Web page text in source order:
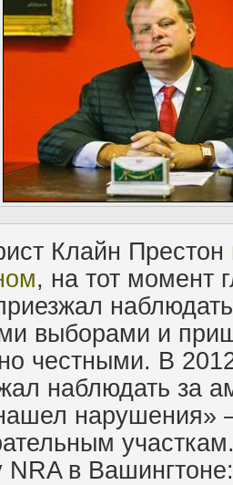
Клайн Престон
, на тот момент
выборами и
честными. В
наблюдать за
нарушения»
NRA в Вашингтоне: